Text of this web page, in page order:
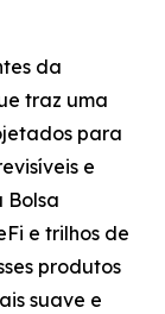
da
traz uma
para
e
Bolsa
e trilhos de
produtos
suave e